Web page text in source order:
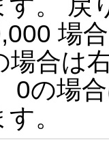
場
場合は
0の場
。